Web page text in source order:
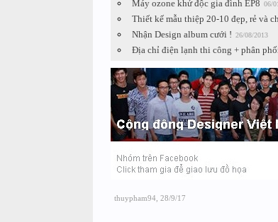
Máy ozone khử độc gia đình EP8 06/
Thiết kế mẫu thiệp 20-10 đẹp, rẻ và
Nhận Design album cưới ! 26/08/2013
Địa chỉ điện lạnh thi công + phân
thuypham94, 28/9/17